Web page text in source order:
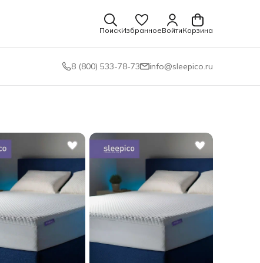
ПоискИзбранноеВойтиКорзина
8 (800) 533-78-73 info@sleepico.ru